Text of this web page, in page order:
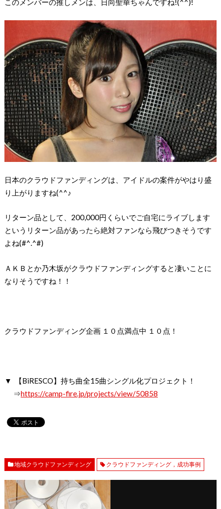
このメンバーの推しメンは、日向聖華ちゃんですね!(^^)!
日本のクラウドファンディングは、アイドルの案件がやはり盛
り上がりますね(^^♪
リターン品として、200,000円くらいでご自宅にライブします
というリターン品があったら絶対ファンなら飛びつきそうです
よね(#^.^#)
ＡＫＢとか乃木坂がクラウドファンディングすると凄いことに
なりそうですね！！
クラウドファンディング企画 １０点満点中 １０点！
▼ 【BiRESCO】持ち曲全15曲シングル化プロジェクト！
⇒https://camp-fire.jp/projects/view/50858
地域クラウドファンディング クラウドファンディング，成功事例